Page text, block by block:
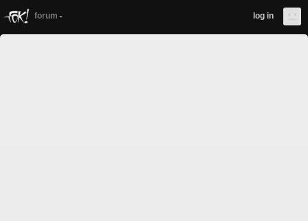
forum log in